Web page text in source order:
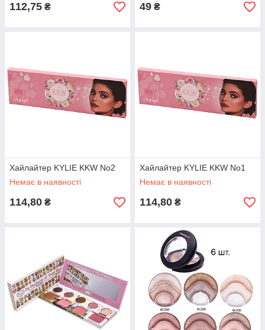
112,75 ₴ 49 ₴
Хайлайтер KYLIE KKW No2
Немає в наявності
114,80 ₴
Хайлайтер KYLIE KKW No1
Немає в наявності
114,80 ₴